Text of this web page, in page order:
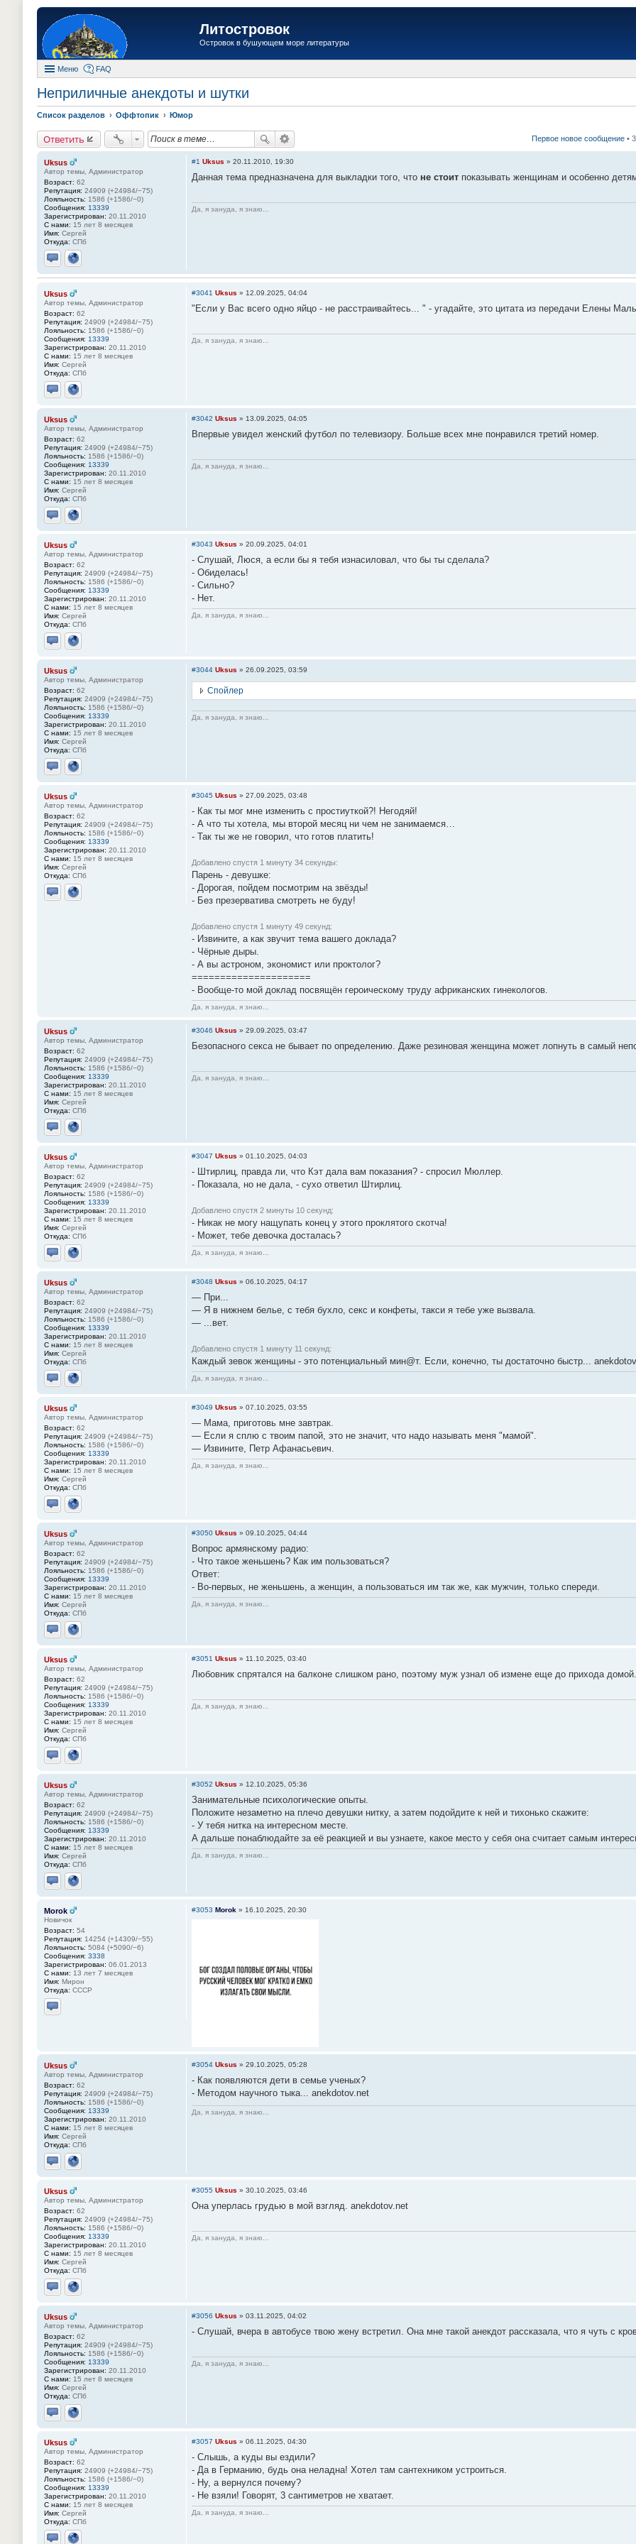
Литостровок
Островок в бушующем море литературы
Меню FAQ
Неприличные анекдоты и шутки
Список разделов Оффтопик Юмор
Ответить Первое новое сообщение •
Uksus
Автор темы, Администратор
Возраст: 62
Репутация: 24909 (+24984/−75)
Лояльность: 1586 (+1586/−0)
Сообщения: 13339
Зарегистрирован: 20.11.2010
С нами: 15 лет 8 месяцев
Имя: Сергей
Откуда: СПб
Отправить личное сообщение
Сайт
#1 Uksus » 20.11.2010, 19:30
Данная тема предназначена для выкладки того, что не стоит показывать женщинам и особенно
Да, я зануда, я знаю...
Uksus
Автор темы, Администратор
Возраст: 62
Репутация: 24909 (+24984/−75)
Лояльность: 1586 (+1586/−0)
Сообщения: 13339
Зарегистрирован: 20.11.2010
С нами: 15 лет 8 месяцев
Имя: Сергей
Откуда: СПб
Отправить личное сообщение
Сайт
#3041 Uksus » 12.09.2025, 04:04
"Если у Вас всего одно яйцо - не расстраивайтесь... " - угадайте, это цитата из передачи Елены
Да, я зануда, я знаю...
Uksus
Автор темы, Администратор
Возраст: 62
Репутация: 24909 (+24984/−75)
Лояльность: 1586 (+1586/−0)
Сообщения: 13339
Зарегистрирован: 20.11.2010
С нами: 15 лет 8 месяцев
Имя: Сергей
Откуда: СПб
Отправить личное сообщение
Сайт
#3042 Uksus » 13.09.2025, 04:05
Впервые увидел женский футбол по телевизору. Больше всех мне понравился третий номер.
Да, я зануда, я знаю...
Uksus
Автор темы, Администратор
Возраст: 62
Репутация: 24909 (+24984/−75)
Лояльность: 1586 (+1586/−0)
Сообщения: 13339
Зарегистрирован: 20.11.2010
С нами: 15 лет 8 месяцев
Имя: Сергей
Откуда: СПб
Отправить личное сообщение
Сайт
#3043 Uksus » 20.09.2025, 04:01
- Слушай, Люся, а если бы я тебя изнасиловал, что бы ты сделала?
- Обиделась!
- Сильно?
- Нет.
Да, я зануда, я знаю...
Uksus
Автор темы, Администратор
Возраст: 62
Репутация: 24909 (+24984/−75)
Лояльность: 1586 (+1586/−0)
Сообщения: 13339
Зарегистрирован: 20.11.2010
С нами: 15 лет 8 месяцев
Имя: Сергей
Откуда: СПб
Отправить личное сообщение
Сайт
#3044 Uksus » 26.09.2025, 03:59
Спойлер
Да, я зануда, я знаю...
Uksus
Автор темы, Администратор
Возраст: 62
Репутация: 24909 (+24984/−75)
Лояльность: 1586 (+1586/−0)
Сообщения: 13339
Зарегистрирован: 20.11.2010
С нами: 15 лет 8 месяцев
Имя: Сергей
Откуда: СПб
Отправить личное сообщение
Сайт
#3045 Uksus » 27.09.2025, 03:48
- Как ты мог мне изменить с простиуткой?! Негодяй!
- А что ты хотела, мы второй месяц ни чем не занимаемся…
- Так ты же не говорил, что готов платить!
Добавлено спустя 1 минуту 34 секунды:
Парень - девушке:
- Дорогая, пойдем посмотрим на звёзды!
- Без презерватива смотреть не буду!
Добавлено спустя 1 минуту 49 секунд:
- Извините, а как звучит тема вашего доклада?
- Чёрные дыры.
- А вы астроном, экономист или проктолог?
=====================
- Вообще-то мой доклад посвящён героическому труду африканских гинекологов.
Да, я зануда, я знаю...
Uksus
Автор темы, Администратор
Возраст: 62
Репутация: 24909 (+24984/−75)
Лояльность: 1586 (+1586/−0)
Сообщения: 13339
Зарегистрирован: 20.11.2010
С нами: 15 лет 8 месяцев
Имя: Сергей
Откуда: СПб
Отправить личное сообщение
Сайт
#3046 Uksus » 29.09.2025, 03:47
Безопасного ceкса не бывает по определению. Даже резиновая женщина может лопнуть в самый
Да, я зануда, я знаю...
Uksus
Автор темы, Администратор
Возраст: 62
Репутация: 24909 (+24984/−75)
Лояльность: 1586 (+1586/−0)
Сообщения: 13339
Зарегистрирован: 20.11.2010
С нами: 15 лет 8 месяцев
Имя: Сергей
Откуда: СПб
Отправить личное сообщение
Сайт
#3047 Uksus » 01.10.2025, 04:03
- Штирлиц, правда ли, что Кэт дала вам показания? - спросил Мюллер.
- Показала, но не дала, - сухо ответил Штирлиц.
Добавлено спустя 2 минуты 10 секунд:
- Никак не могу нащупать конец у этого проклятого скотча!
- Может, тебе девочка досталась?
Да, я зануда, я знаю...
Uksus
Автор темы, Администратор
Возраст: 62
Репутация: 24909 (+24984/−75)
Лояльность: 1586 (+1586/−0)
Сообщения: 13339
Зарегистрирован: 20.11.2010
С нами: 15 лет 8 месяцев
Имя: Сергей
Откуда: СПб
Отправить личное сообщение
Сайт
#3048 Uksus » 06.10.2025, 04:17
— При...
— Я в нижнем белье, с тебя бухло, ceкc и конфеты, такси я тебе уже вызвала.
— ...вет.
Добавлено спустя 1 минуту 11 секунд:
Каждый зевок женщины - это потенциальный мин@т. Если, конечно, ты достаточно быстр...
Да, я зануда, я знаю...
Uksus
Автор темы, Администратор
Возраст: 62
Репутация: 24909 (+24984/−75)
Лояльность: 1586 (+1586/−0)
Сообщения: 13339
Зарегистрирован: 20.11.2010
С нами: 15 лет 8 месяцев
Имя: Сергей
Откуда: СПб
Отправить личное сообщение
Сайт
#3049 Uksus » 07.10.2025, 03:55
— Мама, приготовь мне завтрак.
— Если я сплю с твоим папой, это не значит, что надо называть меня "мамой".
— Извините, Петр Афанасьевич.
Да, я зануда, я знаю...
Uksus
Автор темы, Администратор
Возраст: 62
Репутация: 24909 (+24984/−75)
Лояльность: 1586 (+1586/−0)
Сообщения: 13339
Зарегистрирован: 20.11.2010
С нами: 15 лет 8 месяцев
Имя: Сергей
Откуда: СПб
Отправить личное сообщение
Сайт
#3050 Uksus » 09.10.2025, 04:44
Вопрос армянскому радио:
- Что такое женьшень? Как им пользоваться?
Ответ:
- Во-первых, не женьшень, а женщин, а пользоваться им так же, как мужчин, только спереди.
Да, я зануда, я знаю...
Uksus
Автор темы, Администратор
Возраст: 62
Репутация: 24909 (+24984/−75)
Лояльность: 1586 (+1586/−0)
Сообщения: 13339
Зарегистрирован: 20.11.2010
С нами: 15 лет 8 месяцев
Имя: Сергей
Откуда: СПб
Отправить личное сообщение
Сайт
#3051 Uksus » 11.10.2025, 03:40
Любовник спрятался на балконе слишком рано, поэтому муж узнал об измене еще до прихода
Да, я зануда, я знаю...
Uksus
Автор темы, Администратор
Возраст: 62
Репутация: 24909 (+24984/−75)
Лояльность: 1586 (+1586/−0)
Сообщения: 13339
Зарегистрирован: 20.11.2010
С нами: 15 лет 8 месяцев
Имя: Сергей
Откуда: СПб
Отправить личное сообщение
Сайт
#3052 Uksus » 12.10.2025, 05:36
Занимательные психологические опыты.
Положите незаметно на плечо девушки нитку, а затем подойдите к ней и тихонько скажите:
- У тебя нитка на интересном месте.
А дальше понаблюдайте за её реакцией и вы узнаете, какое место у себя она считает самым
Да, я зануда, я знаю...
Morok
Новичок
Возраст: 54
Репутация: 14254 (+14309/−55)
Лояльность: 5084 (+5090/−6)
Сообщения: 3338
Зарегистрирован: 06.01.2013
С нами: 13 лет 7 месяцев
Имя: Мирон
Откуда: СССР
Отправить личное сообщение
#3053 Morok » 16.10.2025, 20:30
Uksus
Автор темы, Администратор
Возраст: 62
Репутация: 24909 (+24984/−75)
Лояльность: 1586 (+1586/−0)
Сообщения: 13339
Зарегистрирован: 20.11.2010
С нами: 15 лет 8 месяцев
Имя: Сергей
Откуда: СПб
Отправить личное сообщение
Сайт
#3054 Uksus » 29.10.2025, 05:28
- Как появляются дети в семье ученых?
- Методом научного тыка... anekdotov.net
Да, я зануда, я знаю...
Uksus
Автор темы, Администратор
Возраст: 62
Репутация: 24909 (+24984/−75)
Лояльность: 1586 (+1586/−0)
Сообщения: 13339
Зарегистрирован: 20.11.2010
С нами: 15 лет 8 месяцев
Имя: Сергей
Откуда: СПб
Отправить личное сообщение
Сайт
#3055 Uksus » 30.10.2025, 03:46
Она уперлась грудью в мой взгляд. anekdotov.net
Да, я зануда, я знаю...
Uksus
Автор темы, Администратор
Возраст: 62
Репутация: 24909 (+24984/−75)
Лояльность: 1586 (+1586/−0)
Сообщения: 13339
Зарегистрирован: 20.11.2010
С нами: 15 лет 8 месяцев
Имя: Сергей
Откуда: СПб
Отправить личное сообщение
Сайт
#3056 Uksus » 03.11.2025, 04:02
- Слушай, вчера в автобусе твою жену встретил. Она мне такой анекдот рассказала, что я чуть с
Да, я зануда, я знаю...
Uksus
Автор темы, Администратор
Возраст: 62
Репутация: 24909 (+24984/−75)
Лояльность: 1586 (+1586/−0)
Сообщения: 13339
Зарегистрирован: 20.11.2010
С нами: 15 лет 8 месяцев
Имя: Сергей
Откуда: СПб
#3057 Uksus » 06.11.2025, 04:30
- Слышь, а куды вы ездили?
- Да в Германию, будь она неладна! Хотел там сантехником устроиться.
- Ну, а вернулся почему?
- Не взяли! Говорят, 3 сантиметров не хватает.
Да, я зануда, я знаю...